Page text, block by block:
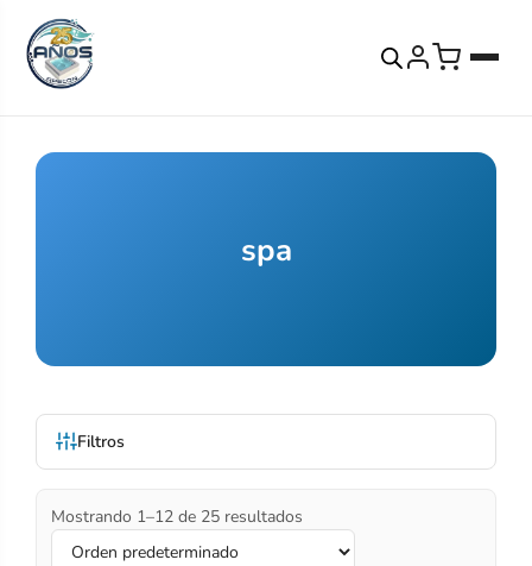
spa
Filtros
Mostrando 1–12 de 25 resultados